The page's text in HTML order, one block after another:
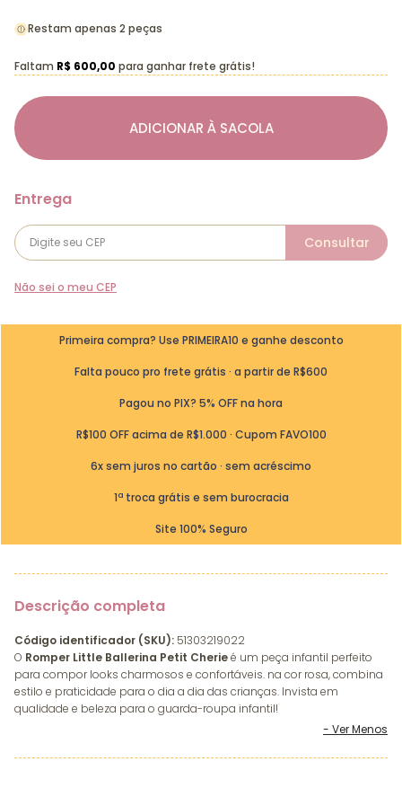
ADICIONAR À SACOLA
Restam apenas 2 peças
Faltam R$ 600,00 para ganhar frete grátis!
Não sei o meu CEP
Primeira compra? Use PRIMEIRA10 e ganhe desconto
Falta pouco pro frete grátis · a partir de R$600
Pagou no PIX? 5% OFF na hora
R$100 OFF acima de R$1.000 · Cupom FAVO100
6x sem juros no cartão · sem acréscimo
1ª troca grátis e sem burocracia
Site 100% Seguro
Descrição completa
Código identificador (SKU): 51303219022
O Romper Little Ballerina Petit Cherieé um peça infantil perfeito
para compor looks charmosos e confortáveis. na cor rosa, combina
estilo e praticidade para o dia a dia das crianças. Invista em
qualidade e beleza para o guarda-roupa infantil!